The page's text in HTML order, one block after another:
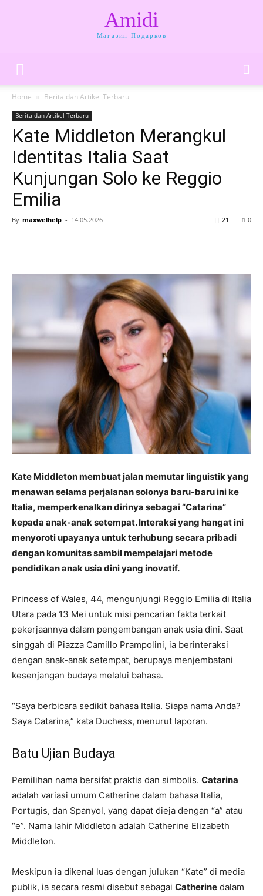
Amidi
Магазин Подарков
Home Berita dan Artikel Terbaru
Berita dan Artikel Terbaru
Kate Middleton Merangkul
Identitas Italia Saat
Kunjungan Solo ke Reggio
Emilia
By maxwelhelp - 14.05.2026 0
21
Kate Middleton membuat jalan memutar linguistik yang
menawan selama perjalanan solonya baru-baru ini ke
Italia, memperkenalkan dirinya sebagai “Catarina”
kepada anak-anak setempat. Interaksi yang hangat ini
menyoroti upayanya untuk terhubung secara pribadi
dengan komunitas sambil mempelajari metode
pendidikan anak usia dini yang inovatif.
Princess of Wales, 44, mengunjungi Reggio Emilia di Italia
Utara pada 13 Mei untuk misi pencarian fakta terkait
pekerjaannya dalam pengembangan anak usia dini. Saat
singgah di Piazza Camillo Prampolini, ia berinteraksi
dengan anak-anak setempat, berupaya menjembatani
kesenjangan budaya melalui bahasa.
“Saya berbicara sedikit bahasa Italia. Siapa nama Anda?
Saya Catarina,” kata Duchess, menurut laporan.
Batu Ujian Budaya
Pemilihan nama bersifat praktis dan simbolis. Catarina
adalah variasi umum Catherine dalam bahasa Italia,
Portugis, dan Spanyol, yang dapat dieja dengan “a” atau
“e”. Nama lahir Middleton adalah Catherine Elizabeth
Middleton.
Meskipun ia dikenal luas dengan julukan “Kate” di media
publik, ia secara resmi disebut sebagai Catherine dalam